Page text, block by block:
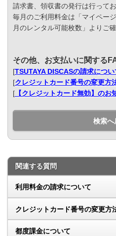
請求書、領収書の発行は行ってお
毎月のご利用料金は「マイペー
月のレンタル可能枚数」よりご
その他、お支払いに関する
[TSUTAYA DISCASの請求につ
[クレジットカード番号の変更方
[ 【クレジットカード無効】のお
検索へ
関連する質問
利用料金の請求について
クレジットカード番号の変更方
都度課金について